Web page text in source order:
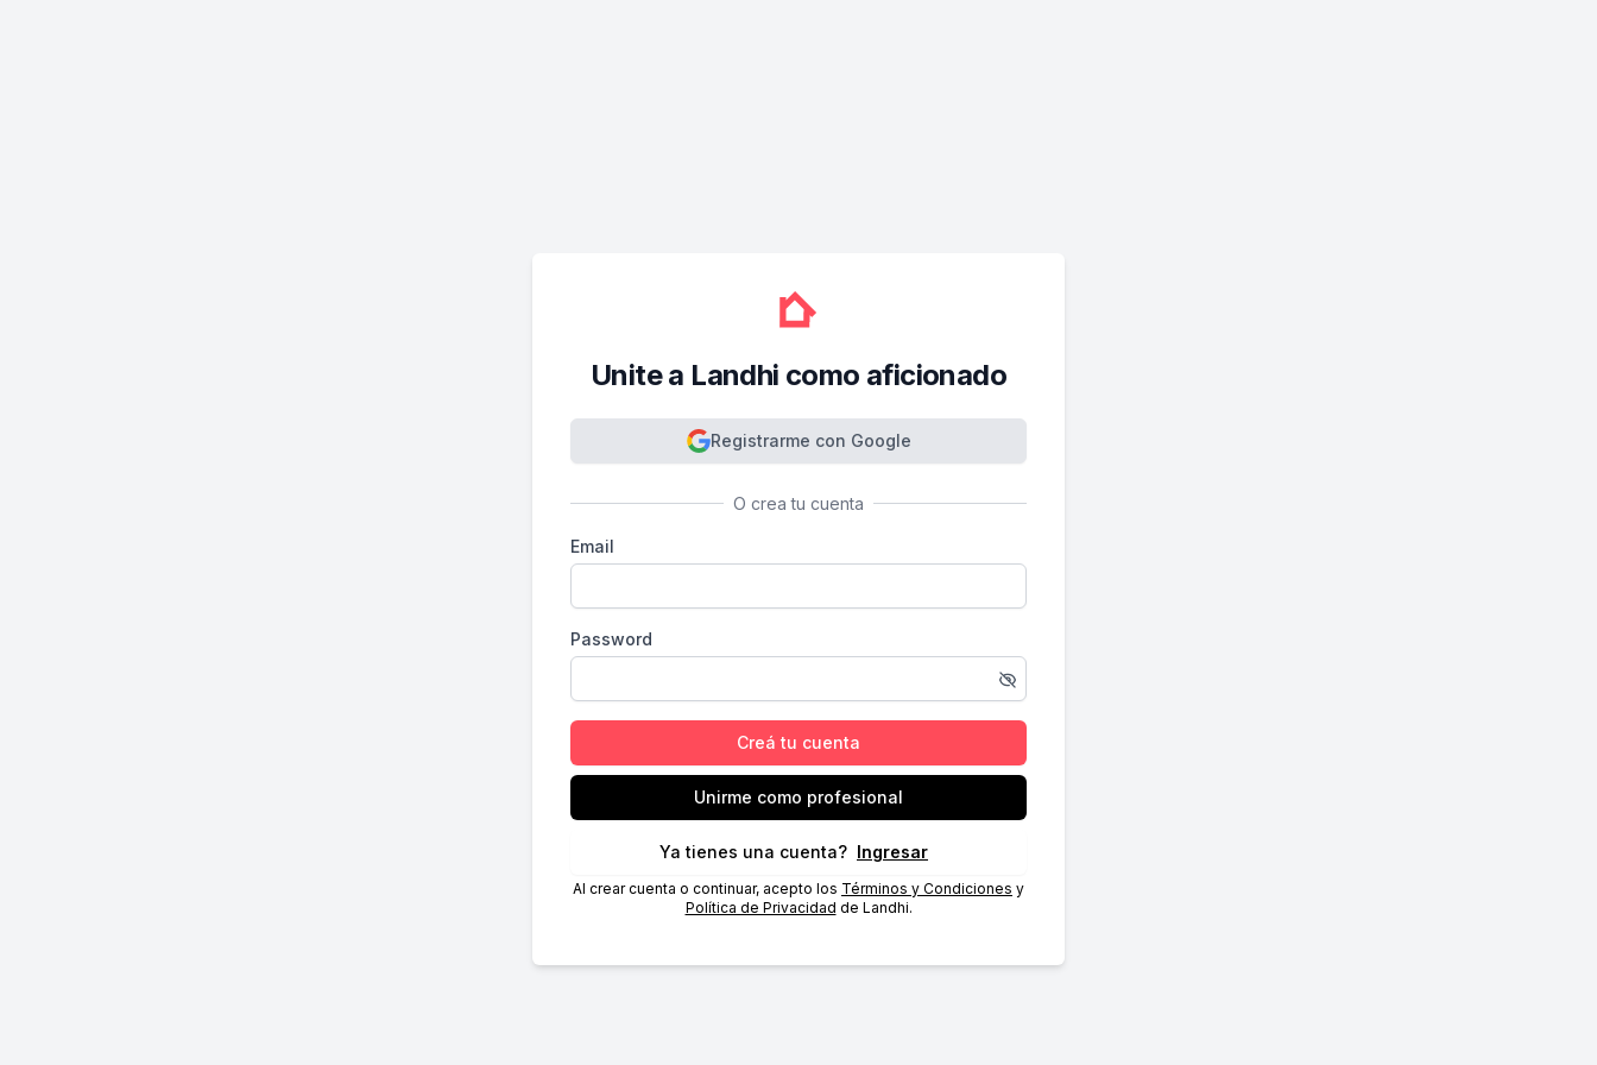
Unite a Landhi como aficionado
Registrarme con Google
O crea tu cuenta
Email
Password
Creá tu cuenta
Unirme como profesional
Ya tienes una cuenta? Ingresar
Al crear cuenta o continuar, acepto los Términos y Condiciones y
Política de Privacidad de Landhi.